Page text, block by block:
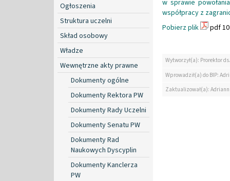
Ogłoszenia
Struktura uczelni
Skład osobowy
Władze
Wewnętrzne akty prawne
Dokumenty ogólne
Dokumenty Rektora PW
Dokumenty Rady Uczelni
Dokumenty Senatu PW
Dokumenty Rad
Naukowych Dyscyplin
Dokumenty Kanclerza
PW
w sprawie
współpracy z
Pobierz plik
pdf
Wytworzył(a): Prorektor
Wprowadził(a) do BIP:
Zaktualizował(a):